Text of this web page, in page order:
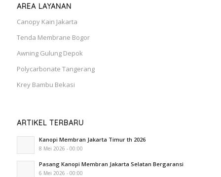
AREA LAYANAN
Canopy Kain Jakarta
Tenda Membrane Bogor
Awning Gulung Depok
Polycarbonate Tangerang
Krey Bambu Bekasi
ARTIKEL TERBARU
Kanopi Membran Jakarta Timur th 2026
8 Mei 2026 - 00:00
Pasang Kanopi Membran Jakarta Selatan Bergaransi
6 Mei 2026 - 00:00